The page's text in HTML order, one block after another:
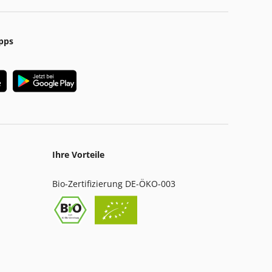
Ihre Vorteile
Bio-Zertifizierung DE-ÖKO-003